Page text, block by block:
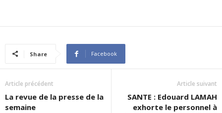
Share Facebook
Article précédent
La revue de la presse de la
semaine
Article suivant
SANTE : Edouard LAMAH
exhorte le personnel à